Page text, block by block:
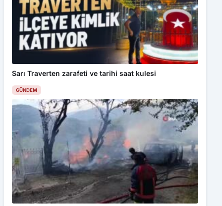
Sarı Traverten zarafeti ve tarihi saat kulesi
GÜNDEM